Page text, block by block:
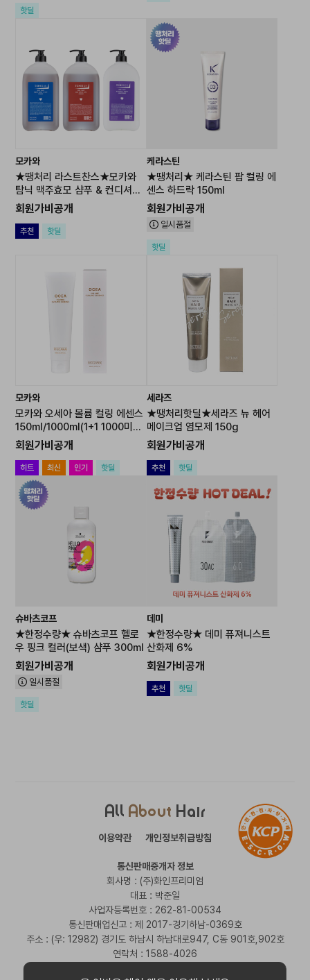
핫딜
모카와
★땡처리 라스트찬스★모카와
탐닉 맥주효모 샴푸 & 컨디셔너
4000ml
회원가비공개
추천 핫딜
케라스틴
★땡처리★ 케라스틴 팝 컬링 에
센스 하드락 150ml
회원가비공개
일시품절
핫딜
모카와
모카와 오세아 볼륨 컬링 에센스
150ml/1000ml(1+1 1000미리
만해당)
회원가비공개
히트 최신 인기 핫딜
세라즈
★땡처리핫딜★세라즈 뉴 헤어
메이크업 염모제 150g
회원가비공개
추천 핫딜
슈바츠코프
★한정수량★ 슈바츠코프 헬로
우 핑크 컬러(보색) 샴푸 300ml
회원가비공개
일시품절
핫딜
데미
★한정수량★ 데미 퓨져니스트
산화제 6%
회원가비공개
추천 핫딜
All About Hair
이용약관 개인정보취급방침
통신판매중개자 정보
회사명 : (주)화인프리미엄
대표 : 박준일
사업자등록번호 : 262-81-00534
통신판매업신고 : 제 2017-경기하남-0369호
주소 : (우: 12982) 경기도 하남시 하남대로947, C동 901호,902호
연락처 : 1588-4026